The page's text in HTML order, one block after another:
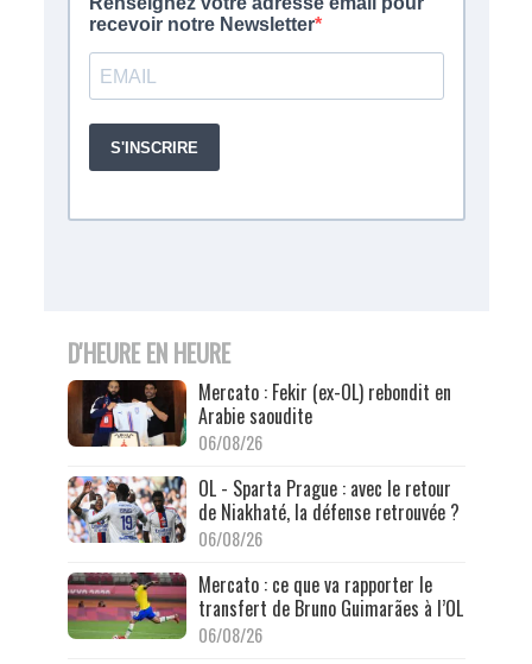
D'HEURE EN HEURE
Mercato : Fekir (ex-OL) rebondit en
Arabie saoudite
06/08/26
OL - Sparta Prague : avec le retour
de Niakhaté, la défense retrouvée ?
06/08/26
Mercato : ce que va rapporter le
transfert de Bruno Guimarães à l’OL
06/08/26